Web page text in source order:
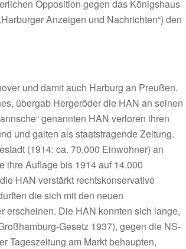
Opposition gegen das Königshaus
Anzeigen und Nachrichten“) den
und damit auch Harburg an Preußen.
übergab Hergeröder die HAN an seinen
genannten HAN verloren ihren
und galten als staatstragende Zeitung.
(1914: ca. 70.000 Einwohner) an
ihre Auflage bis 1914 auf 14.000
HAN verstärkt rechtskonservative
die sich mit den neuen
erscheinen. Die HAN konnten sich lange,
Gesetz 1937), gegen die NS-
Tageszeitung am Markt behaupten,